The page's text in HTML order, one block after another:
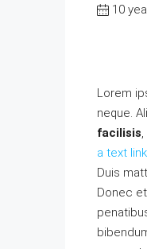
10
Lorem
neque.
facilisis
a text link
Duis
Donec